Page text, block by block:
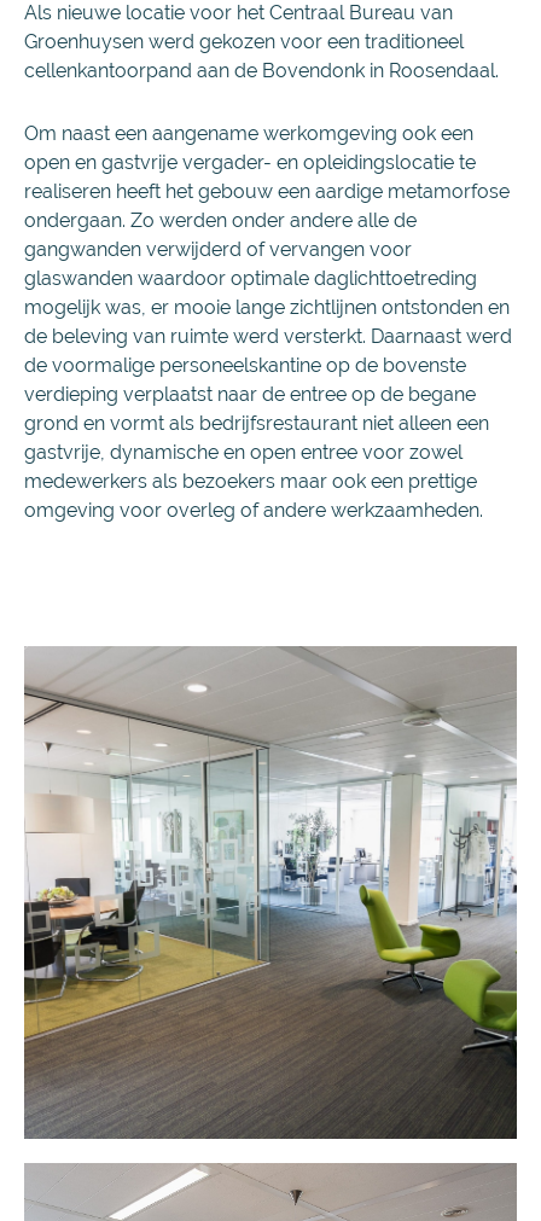
Als nieuwe locatie voor het Centraal Bureau van
Groenhuysen werd gekozen voor een traditioneel
cellenkantoorpand aan de Bovendonk in Roosendaal.
Om naast een aangename werkomgeving ook een
open en gastvrije vergader- en opleidingslocatie te
realiseren heeft het gebouw een aardige metamorfose
ondergaan. Zo werden onder andere alle de
gangwanden verwijderd of vervangen voor
glaswanden waardoor optimale daglichttoetreding
mogelijk was, er mooie lange zichtlijnen ontstonden en
de beleving van ruimte werd versterkt. Daarnaast werd
de voormalige personeelskantine op de bovenste
verdieping verplaatst naar de entree op de begane
grond en vormt als bedrijfsrestaurant niet alleen een
gastvrije, dynamische en open entree voor zowel
medewerkers als bezoekers maar ook een prettige
omgeving voor overleg of andere werkzaamheden.